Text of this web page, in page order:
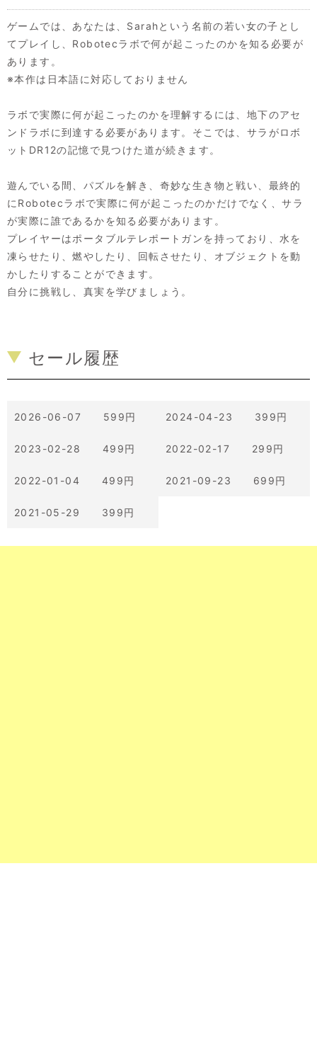
ゲームでは、あなたは、Sarahという名前の若い女の子とし
てプレイし、Robotecラボで何が起こったのかを知る必要が
あります。
※本作は日本語に対応しておりません
ラボで実際に何が起こったのかを理解するには、地下のアセ
ンドラボに到達する必要があります。そこでは、サラがロボ
ットDR12の記憶で見つけた道が続きます。
遊んでいる間、パズルを解き、奇妙な生き物と戦い、最終的
にRobotecラボで実際に何が起こったのかだけでなく、サラ
が実際に誰であるかを知る必要があります。
プレイヤーはポータブルテレポートガンを持っており、水を
凍らせたり、燃やしたり、回転させたり、オブジェクトを動
かしたりすることができます。
自分に挑戦し、真実を学びましょう。
セール履歴
2026-06-07 599円 2024-04-23 399円
2023-02-28 499円 2022-02-17 299円
2022-01-04 499円 2021-09-23 699円
2021-05-29 399円